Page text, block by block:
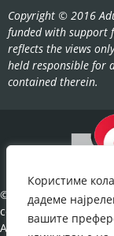
Користиме
дадеме
вашите
Copyright © 2016
funded with support
reflects the views
held responsible for
contained therein.
©2022-
cov.gov.mk.
All Rights